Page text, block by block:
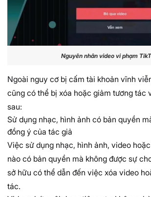
Nguyên nhân video vi phạm
Ngoài nguy cơ bị cấm tài khoản vĩnh
cũng có thể bị xóa hoặc giảm tương tác
sau:
Sử dụng nhạc, hình ảnh có bản quyền
đồng ý của tác giả
Việc sử dụng nhạc, hình ảnh, video
nào có bản quyền mà không được sự
sở hữu có thể dẫn đến việc xóa video
tác.